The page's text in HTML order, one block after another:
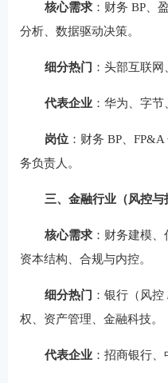
核心需求：财务 BP、
分析、数据驱动决策。
细分热门 ：头部互联网
代表企业：华为、字节
岗位：财务 BP、
务负责人。
三、金融行业（风控与
核心需求：财务建模、
资本结构、合规与内控。
细分热门 ：银行（风
权、资产管理、金融科技。
代表企业：招商银行、